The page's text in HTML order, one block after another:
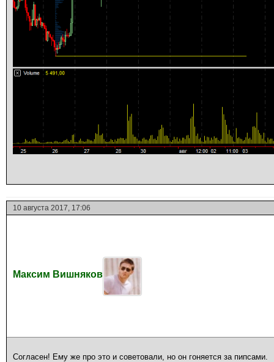
10 августа 2017, 17:06
Максим Вишняков
Согласен! Ему же про это и советовали, но он гоняется за пипсами.